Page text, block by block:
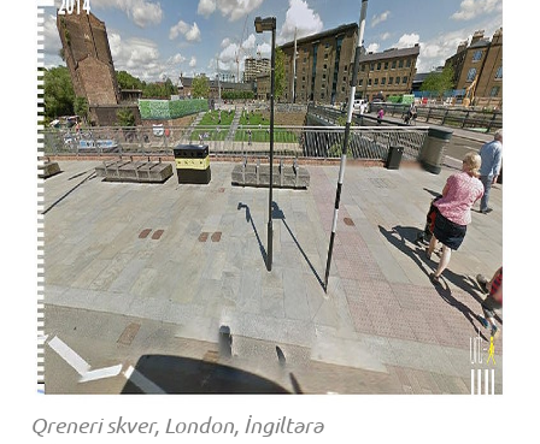
Qreneri skver, London, İngiltərə